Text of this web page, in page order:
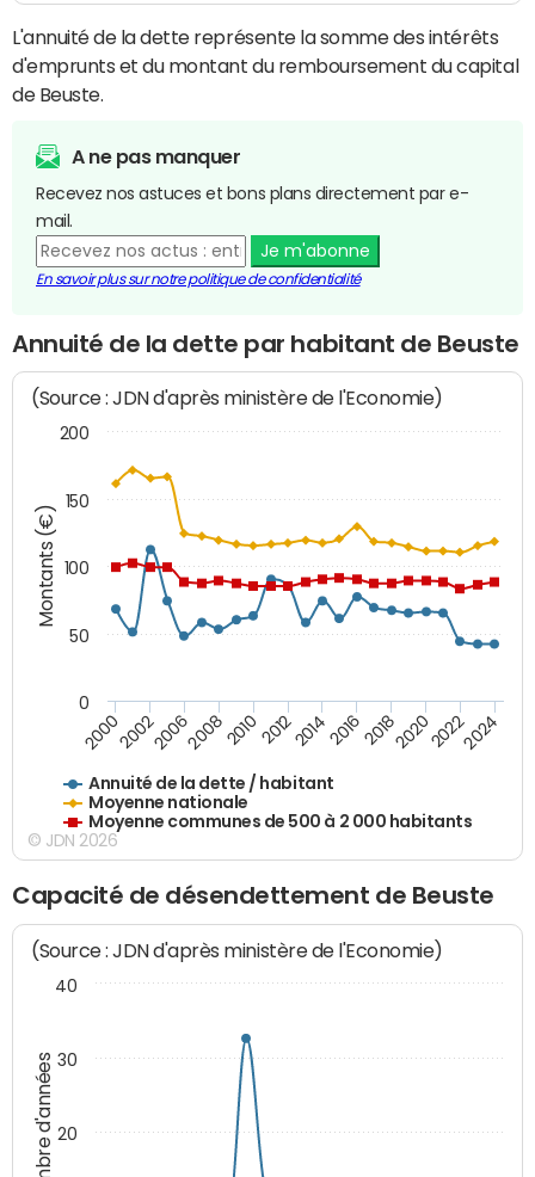
L'annuité de la dette représente la somme des intérêts
d'emprunts et du montant du remboursement du capital
de Beuste.
A ne pas manquer
Recevez nos astuces et bons plans directement par e-
mail.
Je m'abonne
En savoir plus sur notre politique de confidentialité
Annuité de la dette par habitant de Beuste
Montants (€)
(Source : JDN d'après ministère de l'Economie)
Annuité de la dette / habitant
Moyenne nationale
Moyenne communes de 500 à 2 000 habitants
200020022006200820102012201420162018202020222024
0
50
100
150
200
© JDN 2026
Capacité de désendettement de Beuste
Nombre d'années
(Source : JDN d'après ministère de l'Economie)
20
30
40